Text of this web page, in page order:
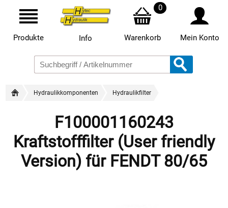
Produkte Info
0
Warenkorb Mein Konto
Hydraulikkomponenten Hydraulikfilter
F100001160243
Kraftstofffilter (User friendly
Version) für FENDT 80/65